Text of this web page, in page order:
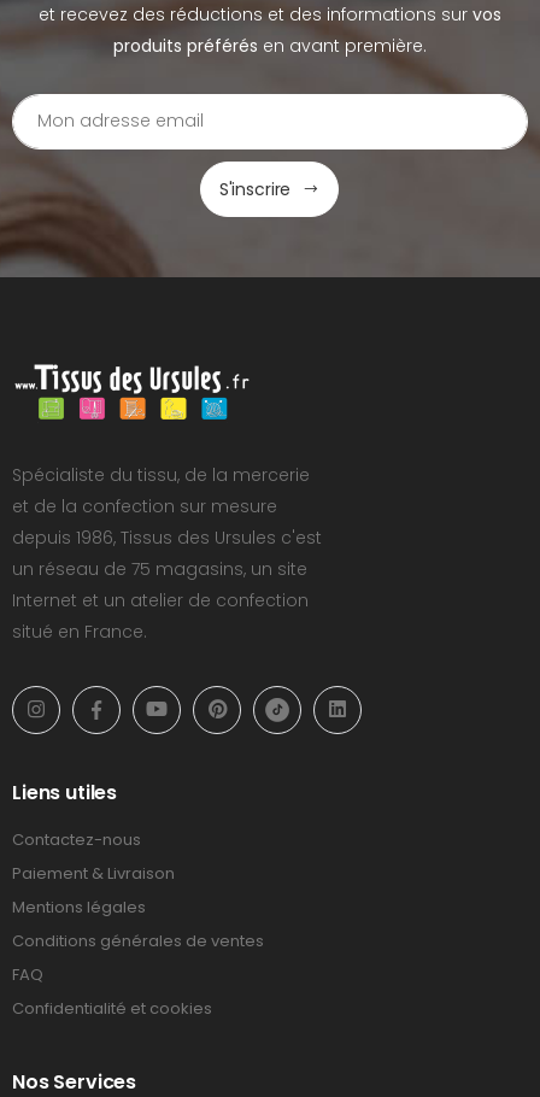
et recevez des réductions et des informations sur vos
produits préférés en avant première.
S'inscrire
Spécialiste du tissu, de la mercerie
et de la confection sur mesure
depuis 1986, Tissus des Ursules c'est
un réseau de 75 magasins, un site
Internet et un atelier de confection
situé en France.
Liens utiles
Contactez-nous
Paiement & Livraison
Mentions légales
Conditions générales de ventes
FAQ
Confidentialité et cookies
Nos Services